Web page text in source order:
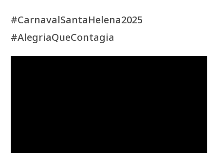
#CarnavalSantaHelena2025
#AlegriaQueContagia